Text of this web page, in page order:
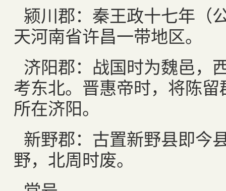
颍川郡：秦王政十七年（
天河南省许昌一带地区。
济阳郡：战国时为魏邑，
考东北。晋惠帝时，将陈
所在济阳。
新野郡：古置新野县即今
野，北周时废。